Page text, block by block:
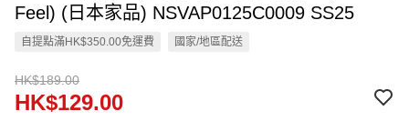
Feel) (日本家品) NSVAP0125C0009 SS25
自提點滿HK$350.00免運費 國家/地區配送
HK$189.00
HK$129.00